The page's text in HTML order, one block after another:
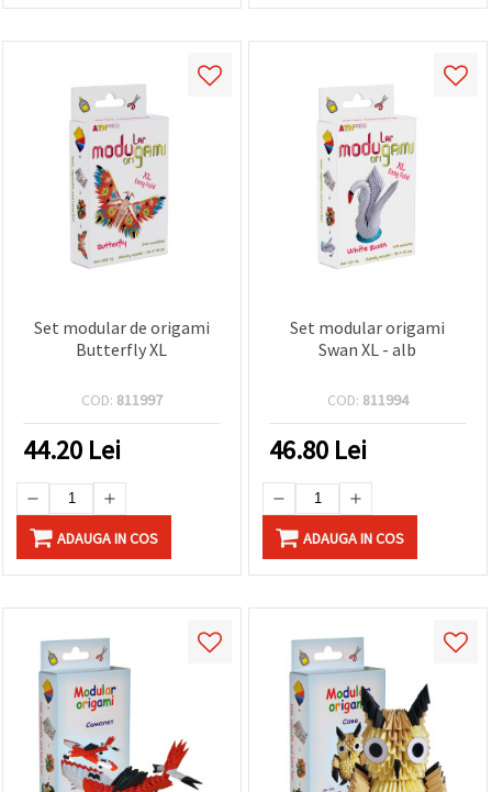
Set modular de origami
Butterfly XL
COD: 811997
44.20 Lei
ADAUGA IN COS
Set modular origami
Swan XL - alb
COD: 811994
46.80 Lei
ADAUGA IN COS